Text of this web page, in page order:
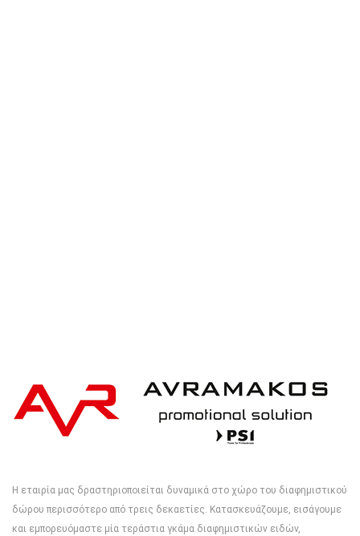
Η εταιρία μας δραστηριοποιείται δυναμικά στο χώρο του διαφημιστικού
δώρου περισσότερο από τρεις δεκαετίες. Κατασκευάζουμε, εισάγουμε
και εμπορευόμαστε μία τεράστια γκάμα διαφημιστικών ειδών,